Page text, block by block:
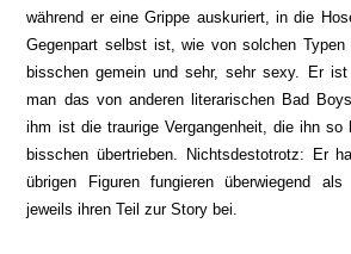
während er eine Grippe auskuriert, in die
Gegenpart selbst ist, wie von solchen Typen
bisschen gemein und sehr, sehr sexy. Er
man das von anderen literarischen Bad
ihm ist die traurige Vergangenheit, die ihn so
bisschen übertrieben. Nichtsdestotrotz: Er
übrigen Figuren fungieren überwiegend
jeweils ihren Teil zur Story bei.